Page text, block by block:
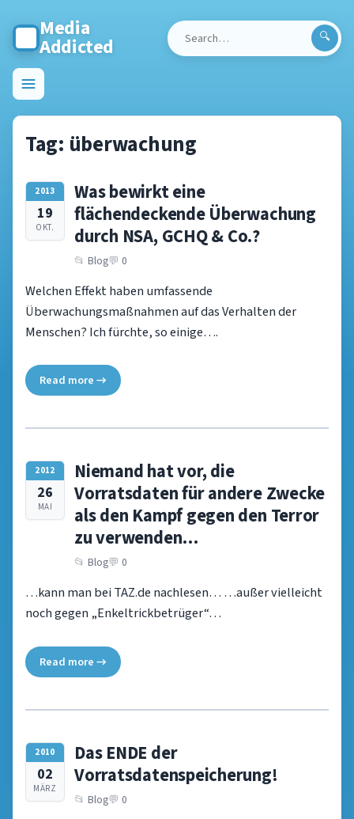
Media
Addicted
Search
Toggle
menu
Tag: überwachung
2013
19
OKT.
Was bewirkt eine
flächendeckende Überwachung
durch NSA, GCHQ & Co.?
Blog 0
Welchen Effekt haben umfassende
Überwachungsmaßnahmen auf das Verhalten der
Menschen? Ich fürchte, so einige….
Read more →
2012
26
MAI
Niemand hat vor, die
Vorratsdaten für andere Zwecke
als den Kampf gegen den Terror
zu verwenden…
Blog 0
…kann man bei TAZ.de nachlesen… …außer vielleicht
noch gegen „Enkeltrickbetrüger“…
Read more →
2010
02
MÄRZ
Das ENDE der
Vorratsdatenspeicherung!
Blog 0